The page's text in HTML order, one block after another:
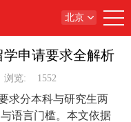
北京
学申请要求全解析
浏览: 1552
求分本科与研究生两
语言门槛。本文依据